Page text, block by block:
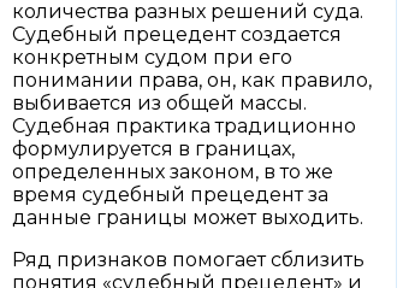
количества разных решений суда.
Судебный прецедент создается
конкретным судом при его
понимании права, он, как правило,
выбивается из общей массы.
Судебная практика традиционно
формулируется в границах,
определенных законом, в то же
время судебный прецедент за
данные границы может выходить.
Ряд признаков помогает сблизить
понятия «судебный прецедент» и